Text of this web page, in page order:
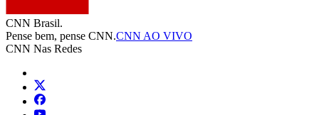
CNN Brasil.
Pense bem, pense CNN.CNN AO VIVO
CNN Nas Redes